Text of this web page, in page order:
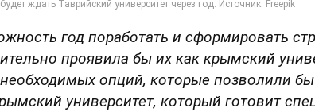
год поработать и сформировать
проявила бы их как крымский
опций, которые позволили бы
университет, который готовит